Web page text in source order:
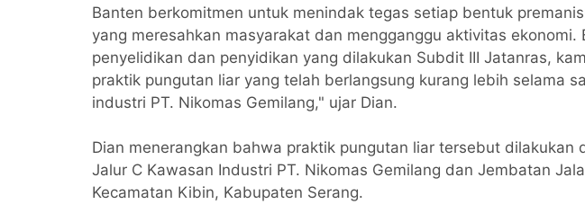
Banten berkomitmen untuk menindak tegas setiap bentuk
yang meresahkan masyarakat dan mengganggu aktivitas ekonomi.
penyelidikan dan penyidikan yang dilakukan Subdit III Jatanras,
praktik pungutan liar yang telah berlangsung kurang lebih selama
industri PT. Nikomas Gemilang," ujar Dian.
Dian menerangkan bahwa praktik pungutan liar tersebut dilakukan
Jalur C Kawasan Industri PT. Nikomas Gemilang dan Jembatan
Kecamatan Kibin, Kabupaten Serang.